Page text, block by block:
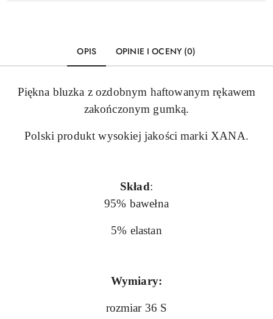
OPIS OPINIE I OCENY (0)
Piękna bluzka z ozdobnym haftowanym rękawem
zakończonym gumką.
Polski produkt wysokiej jakości marki XANA.
Skład:
95% bawełna
5% elastan
Wymiary:
rozmiar 36 S